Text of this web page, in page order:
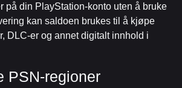
på din PlayStation-konto uten å bruke
kan saldoen brukes til å kjøpe
DLC-er og annet digitalt innhold i
PSN-regioner